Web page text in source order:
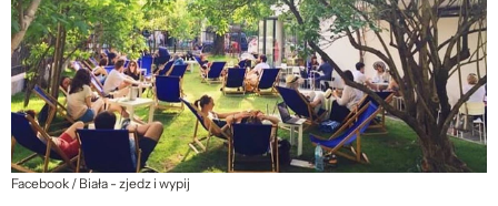
Facebook / Biała - zjedz i wypij